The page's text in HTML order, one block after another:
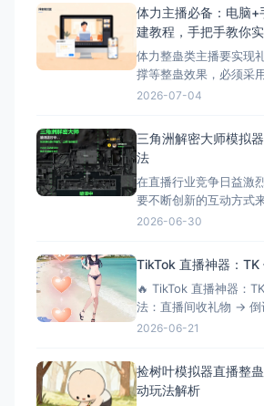
析这一痛点，并为您
超人直播助手。 &nbsp;
核心痛点 &nbs
体力主播必备：电脑+
建教程，手把手教你
体力整蛊类主播要实现
撑等整蛊效果，必须采
头"的组合方案。本文将
系统，配置建议：Intel
2026-07-04
三角洲解密大师模拟
法
在直播行业竞争日益激
要不断创新的互动方式
播间氛围。三角洲解密
能够增加直播的趣味性
停留时间，提升直播间
么是三角洲解密大师模
2026-06-30
TikTok 直播神器：TK
🔥 TikTok 直播神器：
法：直播间收礼物 → 倒
刷得越猛，直播/挑战时
TikTok 直
2026-06-21
捡树叶模拟器直播整
动玩法解析